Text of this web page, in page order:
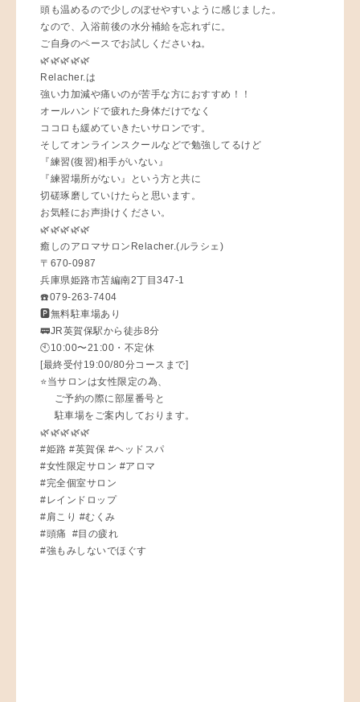
頭も温めるので少しのぼせやすいように感じました。
なので、入浴前後の水分補給を忘れずに。
ご自身のペースでお試しくださいね。
🌿🌿🌿🌿🌿
Relacher.は
強い力加減や痛いのが苦手な方におすすめ！！
オールハンドで疲れた身体だけでなく
ココロも緩めていきたいサロンです。
そしてオンラインスクールなどで勉強してるけど
『練習(復習)相手がいない』
『練習場所がない』という方と共に
切磋琢磨していけたらと思います。
お気軽にお声掛けください。
🌿🌿🌿🌿🌿
癒しのアロマサロンRelacher.(ルラシェ)
〒670-0987
兵庫県姫路市苫編南2丁目347-1
☎️079-263-7404
🅿️無料駐車場あり
🚃JR英賀保駅から徒歩8分
🕙10:00〜21:00・不定休
[最終受付19:00/80分コースまで]
⭐️当サロンは女性限定の為、
ご予約の際に部屋番号と
駐車場をご案内しております。
🌿🌿🌿🌿🌿
#姫路 #英賀保 #ヘッドスパ
#女性限定サロン #アロマ
#完全個室サロン
#レインドロップ
#肩こり #むくみ
#頭痛 #目の疲れ
#強もみしないでほぐす